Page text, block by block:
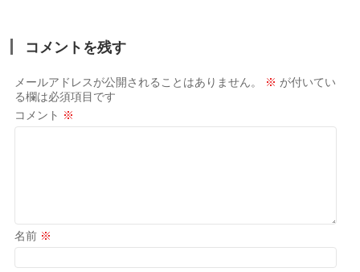
コメントを残す
メールアドレスが公開されることはありません。 ※ が付いてい
る欄は必須項目です
コメント ※
名前 ※